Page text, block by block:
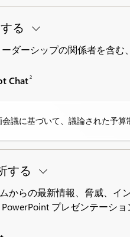
る
ダーシップの関係者を含む
Chat2
議に基づいて、議論された予算
する
からの最新情報、脅威、イ
プレゼンテーショ